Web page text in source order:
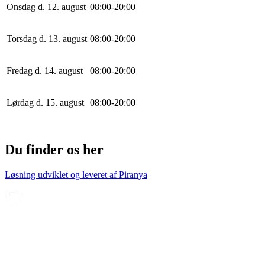
Onsdag d. 12. august 08:00-20:00
Torsdag d. 13. august 08:00-20:00
Fredag d. 14. august 08:00-20:00
Lørdag d. 15. august 08:00-20:00
Du finder os her
Løsning udviklet og leveret afPiranya